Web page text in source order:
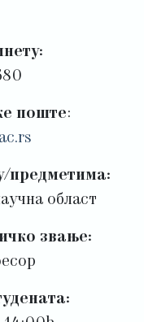
поште:
предметима:
област
звање: